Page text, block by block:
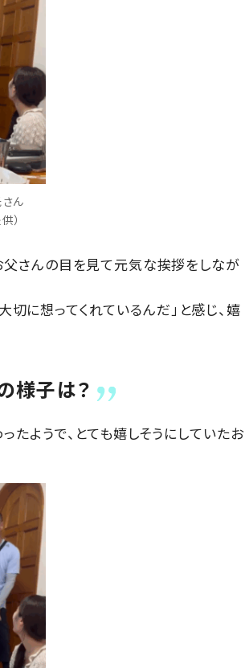
ん
）
さんの目を見て元気な挨拶をしなが
に想ってくれているんだ」と感じ、嬉
様子は？
ようで、とても嬉しそうにしていたお